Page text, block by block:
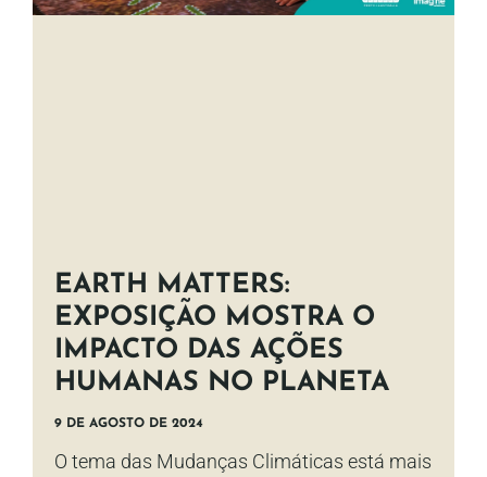
EARTH MATTERS:
EXPOSIÇÃO MOSTRA O
IMPACTO DAS AÇÕES
HUMANAS NO PLANETA
9 DE AGOSTO DE 2024
O tema das Mudanças Climáticas está mais